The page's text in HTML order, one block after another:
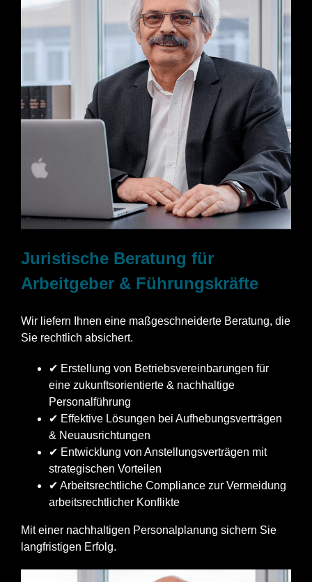
Juristische Beratung für
Arbeitgeber & Führungskräfte
Wir liefern Ihnen eine maßgeschneiderte Beratung, die
Sie rechtlich absichert.
✔ Erstellung von Betriebsvereinbarungen für
eine zukunftsorientierte & nachhaltige
Personalführung
✔ Effektive Lösungen bei Aufhebungsverträgen
& Neuausrichtungen
✔ Entwicklung von Anstellungsverträgen mit
strategischen Vorteilen
✔ Arbeitsrechtliche Compliance zur Vermeidung
arbeitsrechtlicher Konflikte
Mit einer nachhaltigen Personalplanung sichern Sie
langfristigen Erfolg.